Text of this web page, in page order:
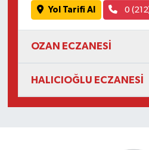
Yol Tarifi Al 0
OZAN ECZANESİ
HALICIOĞLU ECZANESİ